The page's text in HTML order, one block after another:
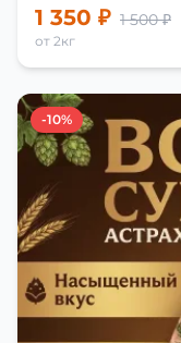
1 350 ₽ 1 500 ₽
от 2кг
-10%